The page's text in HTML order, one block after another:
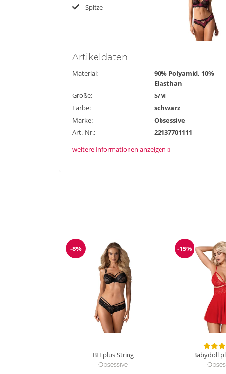
Spitze
Artikeldaten
Material:
90% Polyamid, 10%
Elasthan
Größe:
S/M
Farbe:
schwarz
Marke:
Obsessive
Art.-Nr.:
22137701111
weitere Informationen anzeigen
Reduzierung
-8%
BH plus String
Obsessive
Reduzierung
-15%
Babydoll